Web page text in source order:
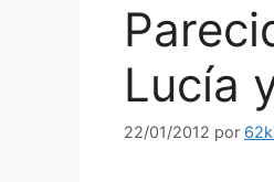
Lucía
22/01/2012 por